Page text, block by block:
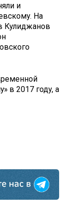
и
На
Кулиджанов
в 2017 году, а